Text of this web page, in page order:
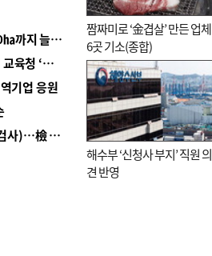
■ 경남 농정 비전 ‘잘 사는 농촌’…스마트팜 1000㏊까지 늘린다
■ 교육혁신선도지 공모 코앞인데…구·군 난색에 교육청 ‘쩔쩔’
기업 응원
■ 검사 신분 버리고 직급하향(10년 이하 저연차 검사)…檢 중수청행 기피
짬짜미로 ‘金겹살’ 만든 업체
6곳 기소(종합)
해수부 ‘신청사 부지’ 직원 의
견 반영